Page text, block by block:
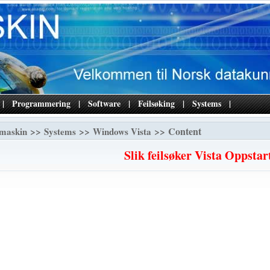
Programmering | Software | Feilsøking | Systems |
>> Systems >> Windows Vista >> Content
Slik feilsøker Vista